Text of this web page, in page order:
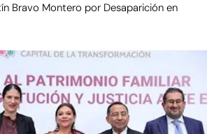
Bravo Montero por Desaparición en